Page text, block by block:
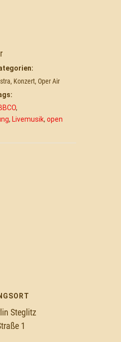
, Konzert, Oper Air
,
, Livemusik, open
Steglitz
1